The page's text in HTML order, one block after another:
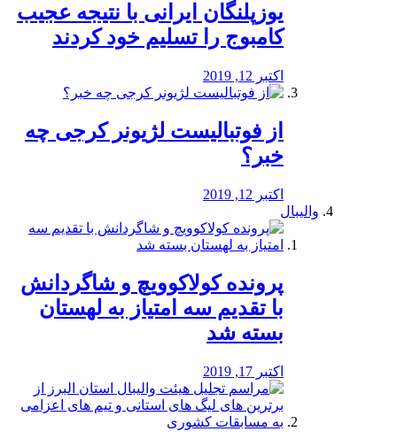
یوزپلنگان ایرانی با نتیجه عجیب
کامبوج را تسلیم خود کردند
اکتبر 12, 2019
از فوتبالیست لژیونر کرجی چه
خبر؟
اکتبر 12, 2019
والیبال
پرونده کولاکوویچ و شاگردانش
با تقدیم سه امتیاز به لهستان
بسته شد
اکتبر 17, 2019